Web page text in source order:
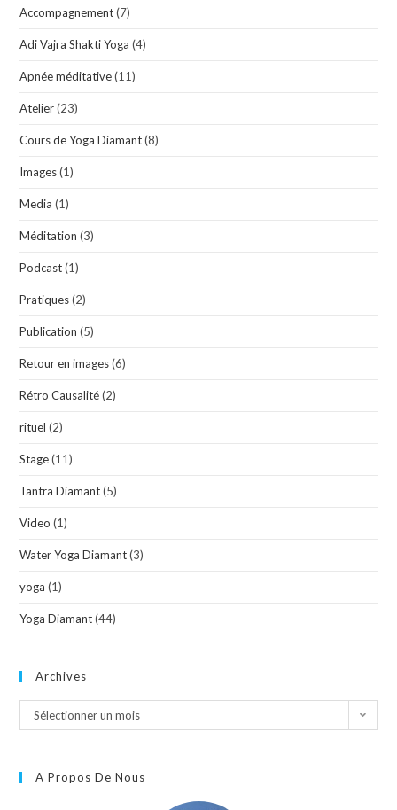
Accompagnement (7)
Adi Vajra Shakti Yoga (4)
Apnée méditative (11)
Atelier (23)
Cours de Yoga Diamant (8)
Images (1)
Media (1)
Méditation (3)
Podcast (1)
Pratiques (2)
Publication (5)
Retour en images (6)
Rétro Causalité (2)
rituel (2)
Stage (11)
Tantra Diamant (5)
Video (1)
Water Yoga Diamant (3)
yoga (1)
Yoga Diamant (44)
Archives
Sélectionner un mois
A Propos De Nous